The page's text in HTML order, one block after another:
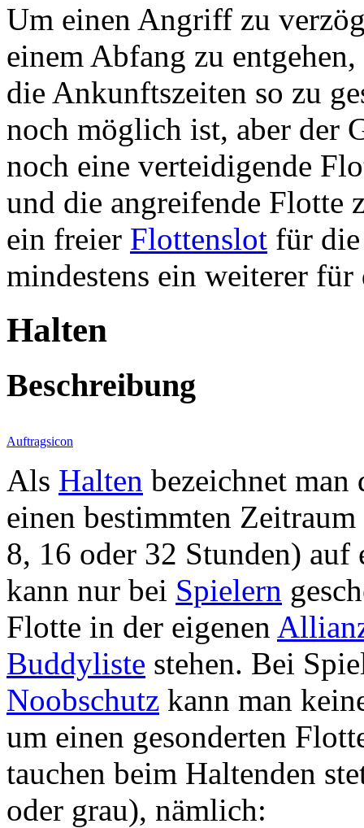
Um einen Angriff zu
einem Abfang zu
die Ankunftszeiten so zu
noch möglich ist, aber der
noch eine verteidigende
und die angreifende Flotte
ein freier Flottenslot für
mindestens ein weiterer
Halten
Beschreibung
Auftragsicon
Als Halten bezeichnet man
einen bestimmten
8, 16 oder 32 Stunden)
kann nur bei Spielern
Flotte in der eigenen
Buddyliste stehen. Bei
Noobschutz kann man
um einen gesonderten
tauchen beim Haltenden
oder grau), nämlich: